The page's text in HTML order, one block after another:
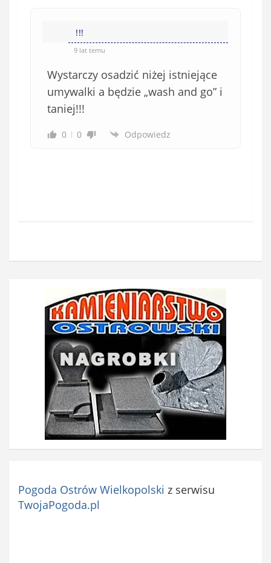
!!!
9 lat temu
Wystarczy osadzić niżej istniejące
umywalki a będzie „wash and go” i
taniej!!!
0 0 Odpowiedz
Pogoda Ostrów Wielkopolski z serwisu
TwojaPogoda.pl